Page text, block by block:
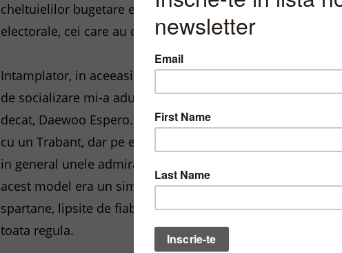
cheltuielilor bugetare exagerate, cei care considera ca,
electorale, cei care au diverse alte nemultumiri punctuale
Intamplator, in aceeasi perioada in care a aparut
de socializare mi-a adus in fata o postare nostalgica a
decat, Daewoo Espero. Pentru ca am zabovit mai mult
cu un Trabant, dar pe el il putem pastra pentru un
in general unele admirative, postarea aducand amintiri
acest model era un simbol al statutului social,
spartane, lipsite de fiabilitate si cu performante mai
toata regula.